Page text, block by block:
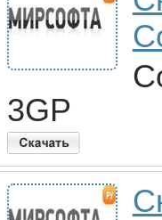
3GP